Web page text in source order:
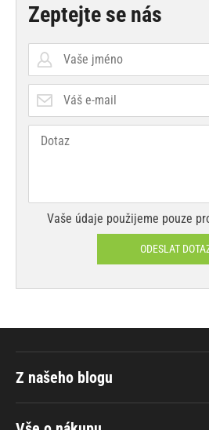
Zeptejte se nás
Vaše údaje použijeme pouze
ODESLAT
Z našeho blogu